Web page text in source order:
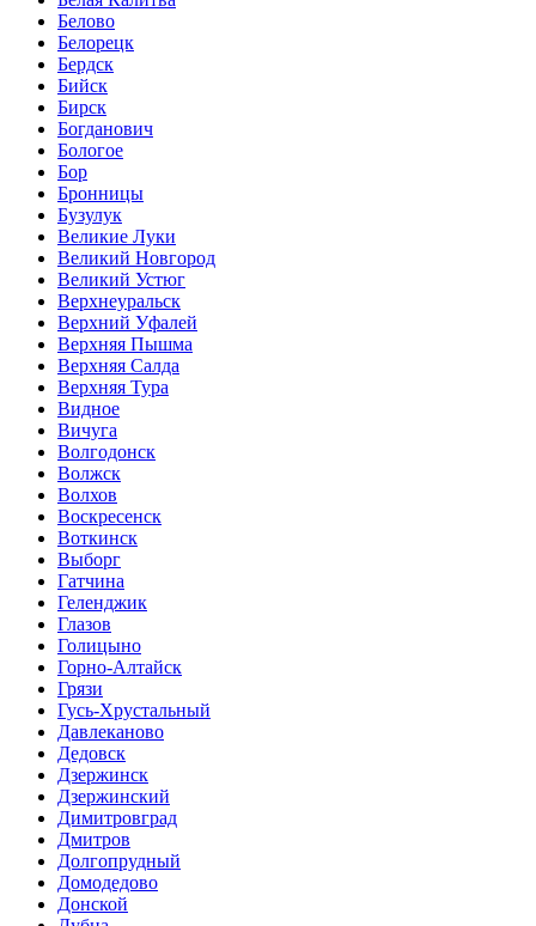
Белово
Белорецк
Бердск
Бийск
Бирск
Богданович
Бологое
Бор
Бронницы
Бузулук
Великие Луки
Великий Новгород
Великий Устюг
Верхнеуральск
Верхний Уфалей
Верхняя Пышма
Верхняя Салда
Верхняя Тура
Видное
Вичуга
Волгодонск
Волжск
Волхов
Воскресенск
Воткинск
Выборг
Гатчина
Геленджик
Глазов
Голицыно
Горно-Алтайск
Грязи
Гусь-Хрустальный
Давлеканово
Дедовск
Дзержинск
Дзержинский
Димитровград
Дмитров
Долгопрудный
Домодедово
Донской